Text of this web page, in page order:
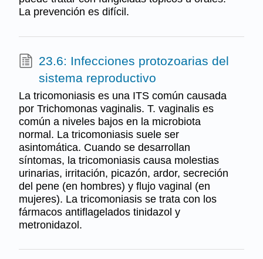
La prevención es difícil.
23.6: Infecciones protozoarias del
sistema reproductivo
La tricomoniasis es una ITS común causada
por Trichomonas vaginalis. T. vaginalis es
común a niveles bajos en la microbiota
normal. La tricomoniasis suele ser
asintomática. Cuando se desarrollan
síntomas, la tricomoniasis causa molestias
urinarias, irritación, picazón, ardor, secreción
del pene (en hombres) y flujo vaginal (en
mujeres). La tricomoniasis se trata con los
fármacos antiflagelados tinidazol y
metronidazol.